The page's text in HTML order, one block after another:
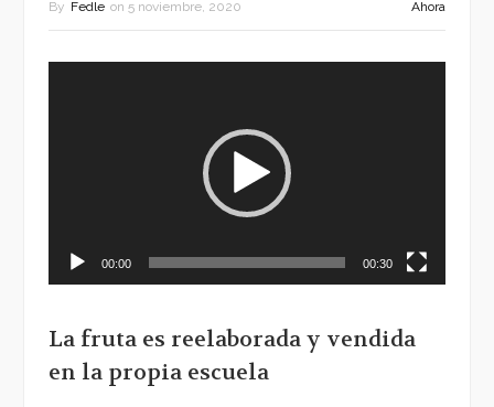
By Fedle on 5 noviembre, 2020 Ahora
00:00 00:30
La fruta es reelaborada y vendida
en la propia escuela